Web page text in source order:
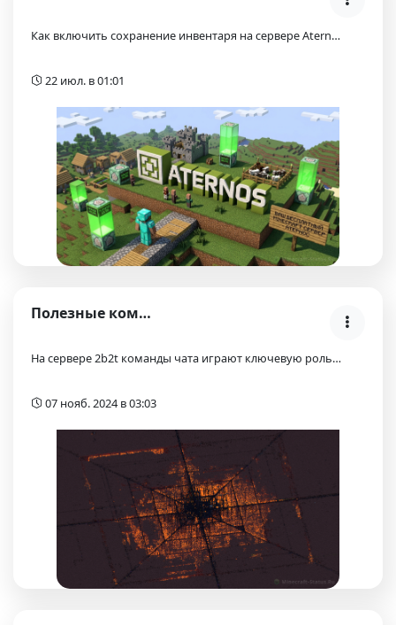
Как включить сохранение инвентаря на сервере Atern…
22 июл. в 01:01
Полезные команды Майнкрафт сервера 2b2t.org
На сервере 2b2t команды чата играют ключевую роль…
07 нояб. 2024 в 03:03